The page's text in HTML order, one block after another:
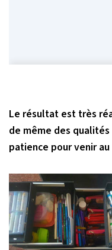
Le résultat est très
de même des
patience pour venir